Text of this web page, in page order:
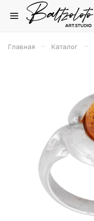
Главная – Каталог –